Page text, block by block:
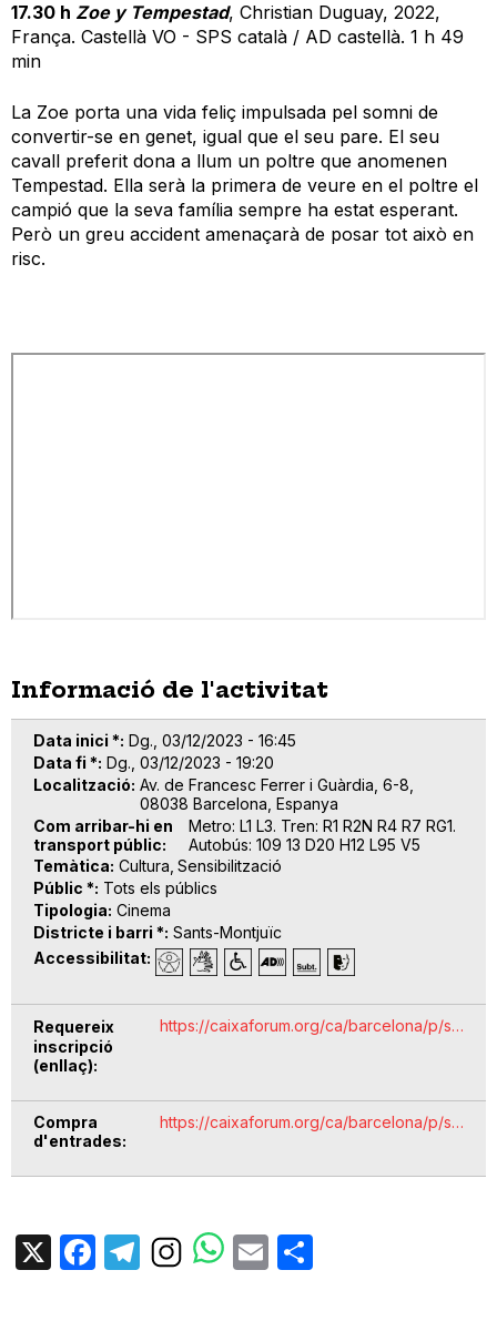
17.30 h Zoe y Tempestad, Christian Duguay, 2022,
França. Castellà VO - SPS català / AD castellà. 1 h 49
min
La Zoe porta una vida feliç impulsada pel somni de
convertir-se en genet, igual que el seu pare. El seu
cavall preferit dona a llum un poltre que anomenen
Tempestad. Ella serà la primera de veure en el poltre el
campió que la seva família sempre ha estat esperant.
Però un greu accident amenaçarà de posar tot això en
risc.
Informació de l'activitat
Data inici * Dg., 03/12/2023 - 16:45
Data fi * Dg., 03/12/2023 - 19:20
Localització Av. de Francesc Ferrer i Guàrdia, 6-8,
08038 Barcelona, Espanya
Com arribar-hi en
transport públic
Metro: L1 L3. Tren: R1 R2N R4 R7 RG1.
Autobús: 109 13 D20 H12 L95 V5
Temàtica Cultura Sensibilització
Públic * Tots els públics
Tipologia Cinema
Districte i barri * Sants-Montjuïc
Accessibilitat
Requereix
inscripció
(enllaç)
https://caixaforum.org/ca/barcelona/p/s…
Compra
d'entrades
https://caixaforum.org/ca/barcelona/p/s…
X Facebook
TelegramEmail